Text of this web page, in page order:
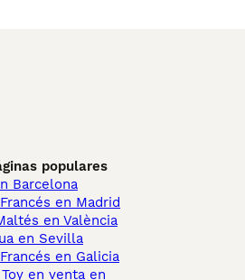
populares
Barcelona
en Madrid
en València
en Sevilla
en Galicia
en venta en